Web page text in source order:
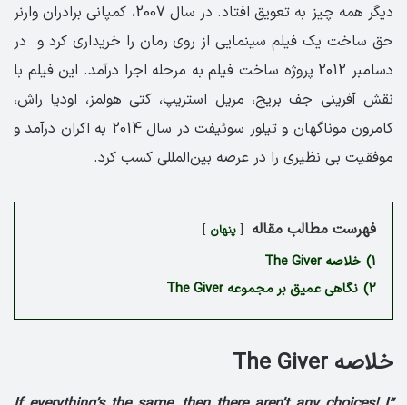
دیگر همه چیز به تعویق افتاد. در سال 2007، کمپانی برادران وارنر
حق ساخت یک فیلم سینمایی از روی رمان را خریداری کرد و در
دسامبر 2012 پروژه ساخت فیلم به مرحله اجرا درآمد. این فیلم با
نقش آفرینی جف بریج، مریل استریپ، کتی هولمز، اودیا راش،
کامرون موناگهان و تیلور سوئیفت در سال 2014 به اکران درآمد و
موفقیت بی نظیری را در عرصه بین‌المللی کسب کرد.
فهرست مطالب مقاله پنهان
1) خلاصه The Giver
2) نگاهی عمیق بر مجموعه The Giver
خلاصه The Giver